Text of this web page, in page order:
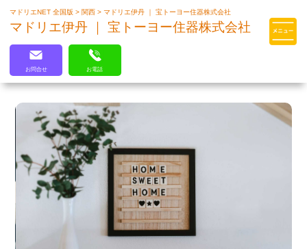
マドリエはLIXILの厳しい基準を
クリアした住まいのプロ集団です
マドリエNET 全国版> 関西>マドリエ伊丹 ｜ 宝トーヨー住器株式会社
マドリエ伊丹 ｜ 宝トーヨー住器株式会社
お問合せ お電話